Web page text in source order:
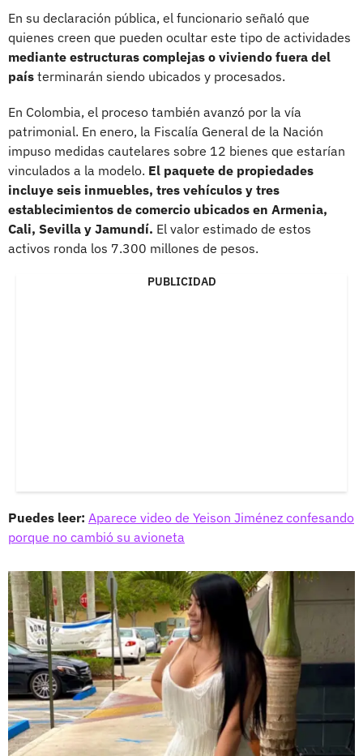
En su declaración pública, el funcionario señaló que
quienes creen que pueden ocultar este tipo de actividades
mediante estructuras complejas o viviendo fuera del
país terminarán siendo ubicados y procesados.
En Colombia, el proceso también avanzó por la vía
patrimonial. En enero, la Fiscalía General de la Nación
impuso medidas cautelares sobre 12 bienes que estarían
vinculados a la modelo. El paquete de propiedades
incluye seis inmuebles, tres vehículos y tres
establecimientos de comercio ubicados en Armenia,
Cali, Sevilla y Jamundí. El valor estimado de estos
activos ronda los 7.300 millones de pesos.
PUBLICIDAD
Puedes leer: Aparece video de Yeison Jiménez confesando
porque no cambió su avioneta